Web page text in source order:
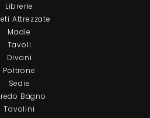
Librerie
Attrezzate
Madie
Tavoli
Divani
Poltrone
Sedie
Bagno
Tavolini